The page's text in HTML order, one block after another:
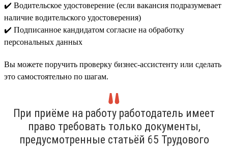
✔️ Водительское удостоверение (если вакансия подразумевает
наличие водительского удостоверения)
✔️ Подписанное кандидатом согласие на обработку
персональных данных
Вы можете поручить проверку бизнес-ассистенту или сделать
это самостоятельно по шагам.
При приёме на работу работодатель имеет
право требовать только документы,
предусмотренные статьёй 65 Трудового